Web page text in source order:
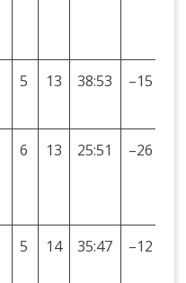
5 13 38:53 –15
6 13 25:51 –26
5 14 35:47 –12